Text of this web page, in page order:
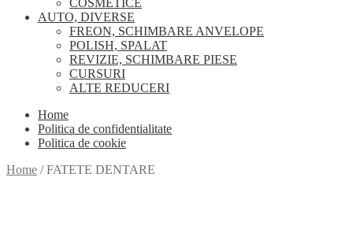
COSMETICE
AUTO, DIVERSE
FREON, SCHIMBARE ANVELOPE
POLISH, SPALAT
REVIZIE, SCHIMBARE PIESE
CURSURI
ALTE REDUCERI
Home
Politica de confidentialitate
Politica de cookie
Home /FATETE DENTARE